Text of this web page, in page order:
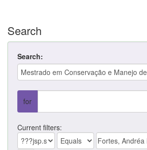
Search
Search:
for
Current filters: